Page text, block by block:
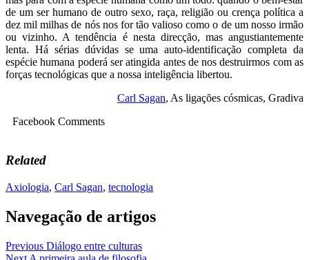
de um ser humano de outro sexo, raça, religião ou crença política a
dez mil milhas de nós nos for tão valioso como o de um nosso irmão
ou vizinho. A tendência é nesta direcção, mas angustiantemente
lenta. Há sérias dúvidas se uma auto-identificação completa da
espécie humana poderá ser atingida antes de nos destruirmos com as
forças tecnológicas que a nossa inteligência libertou.
Carl Sagan, As ligações cósmicas, Gradiva
Facebook Comments
Related
Axiologia, Carl Sagan, tecnologia
Navegação de artigos
Previous Diálogo entre culturas